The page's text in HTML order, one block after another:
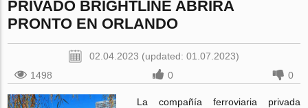
PRIVADO BRIGHTLINE ABRIRÁ
PRONTO EN ORLANDO
02.04.2023 (updated: 01.07.2023)
1498
0 0
La compañía ferroviaria privada